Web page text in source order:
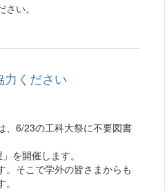
い。
力ください
、6/23の工科大祭に不要図書
を開催します。
。そこで学外の皆さまからも